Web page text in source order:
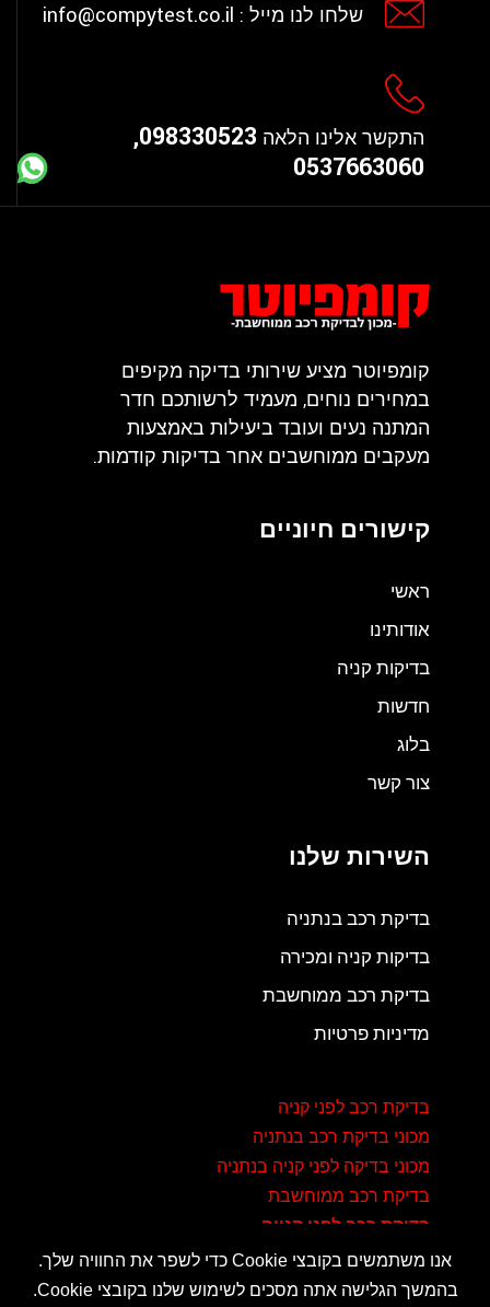
שלחו לנו מייל : info@compytest.co.il
התקשר אלינו הלאה
098330523,
0537663060
קומפיוטר מציע שירותי בדיקה מקיפים
במחירים נוחים, מעמיד לרשותכם חדר
המתנה נעים ועובד ביעילות באמצעות
מעקבים ממוחשבים אחר בדיקות קודמות.
קישורים חיוניים
ראשי
אודותינו
בדיקות קניה
חדשות
בלוג
צור קשר
השירות שלנו
בדיקת רכב בנתניה
בדיקות קניה ומכירה
בדיקת רכב ממוחשבת
מדיניות פרטיות
בדיקת רכב לפני קניה
מכוני בדיקת רכב בנתניה
מכוני בדיקה לפני קניה בנתניה
בדיקת רכב ממוחשבת
בדיקת רכב לפני קנייה
אנו משתמשים בקובצי Cookie כדי לשפר את החוויה שלך.
בהמשך הגלישה אתה מסכים לשימוש שלנו בקובצי Cookie.